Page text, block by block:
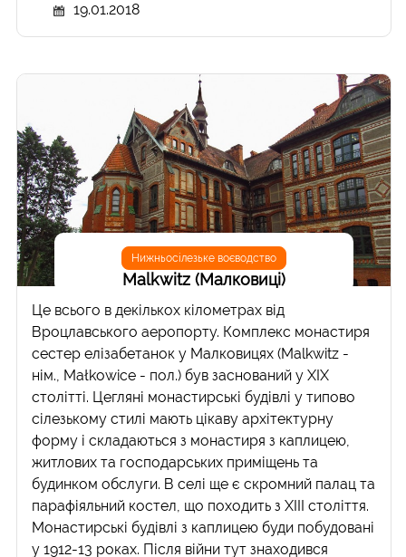
19.01.2018
Нижньосілезьке воєводство
Malkwitz (Малковиці)
Це всього в декількох кілометрах від
Вроцлавського аеропорту. Комплекс монастиря
сестер елізабетанок у Малковицях (Malkwitz -
нім., Małkowice - пол.) був заснований у ХІХ
столітті. Цегляні монастирські будівлі у типово
сілезькому стилі мають цікаву архітектурну
форму і складаються з монастиря з каплицею,
житлових та господарських приміщень та
будинком обслуги. В селі ще є скромний палац та
парафіяльний костел, що походить з ХІІІ століття.
Монастирські будівлі з каплицею буди побудовані
у 1912-13 роках. Після війни тут знаходився